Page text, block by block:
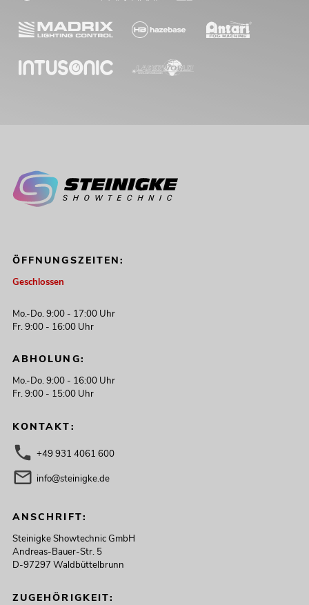
ÖFFNUNGSZEITEN:
Geschlossen
Mo.-Do. 9:00 - 17:00 Uhr
Fr. 9:00 - 16:00 Uhr
ABHOLUNG:
Mo.-Do. 9:00 - 16:00 Uhr
Fr. 9:00 - 15:00 Uhr
KONTAKT:
+49 931 4061 600
info@steinigke.de
ANSCHRIFT:
Steinigke Showtechnic GmbH
Andreas-Bauer-Str. 5
D-97297 Waldbüttelbrunn
ZUGEHÖRIGKEIT: